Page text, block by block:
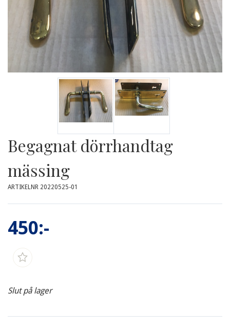
Begagnat dörrhandtag
mässing
ARTIKELNR 20220525-01
450:-
Slut på lager